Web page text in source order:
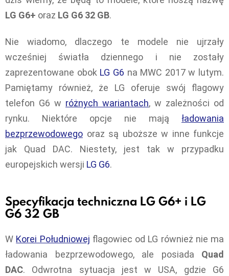
LG G6+ oraz LG G6 32 GB.
Nie wiadomo, dlaczego te modele nie ujrzały
wcześniej światła dziennego i nie zostały
zaprezentowane obok LG G6 na MWC 2017 w lutym.
Pamiętamy również, że LG oferuje swój flagowy
telefon G6 w różnych wariantach, w zależności od
rynku. Niektóre opcje nie mają ładowania
bezprzewodowego oraz są uboższe w inne funkcje
jak Quad DAC. Niestety, jest tak w przypadku
europejskich wersji LG G6.
Specyfikacja techniczna LG G6+ i LG
G6 32 GB
W Korei Południowej flagowiec od LG również nie ma
ładowania bezprzewodowego, ale posiada Quad
DAC. Odwrotna sytuacja jest w USA, gdzie G6